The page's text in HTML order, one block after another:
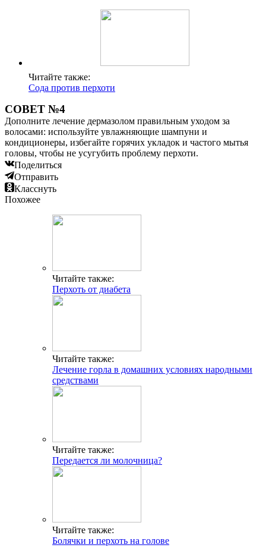
Читайте также:
Сода против перхоти
СОВЕТ №4
Дополните лечение дермазолом правильным уходом за
волосами: используйте увлажняющие шампуни и
кондиционеры, избегайте горячих укладок и частого мытья
головы, чтобы не усугубить проблему перхоти.
Поделиться
Отправить
Класснуть
Похожее
Читайте также:
Перхоть от диабета
Читайте также:
Лечение горла в домашних условиях народными
средствами
Читайте также:
Передается ли молочница?
Читайте также:
Болячки и перхоть на голове